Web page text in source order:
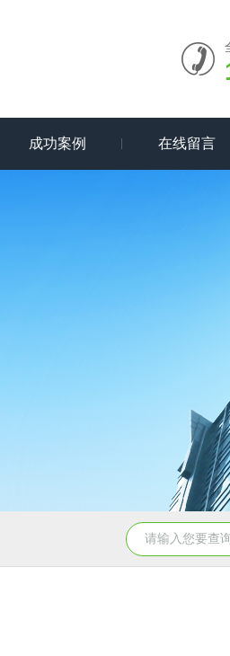
成功案例 在线留言
5347信德迈代理Parker 45